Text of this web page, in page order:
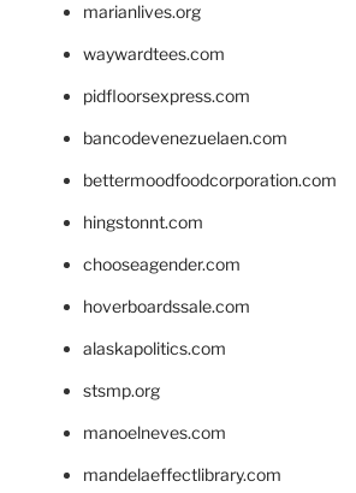
marianlives.org
waywardtees.com
pidfloorsexpress.com
bancodevenezuelaen.com
bettermoodfoodcorporation.com
hingstonnt.com
chooseagender.com
hoverboardssale.com
alaskapolitics.com
stsmp.org
manoelneves.com
mandelaeffectlibrary.com